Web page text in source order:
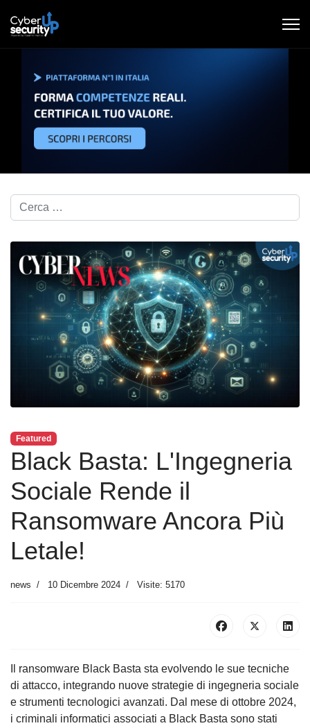
Cerca nel blog...
Featured
Black Basta: L'Ingegneria
Sociale Rende il
Ransomware Ancora Più
Letale!
news 10 Dicembre 2024 Visite: 5170
Il ransomware Black Basta sta evolvendo le sue tecniche
di attacco, integrando nuove strategie di ingegneria sociale
e strumenti tecnologici avanzati. Dal mese di ottobre 2024,
i criminali informatici associati a Black Basta sono stati